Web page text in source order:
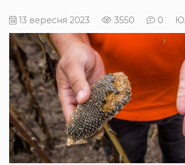
13 вересня 2023 3550 0